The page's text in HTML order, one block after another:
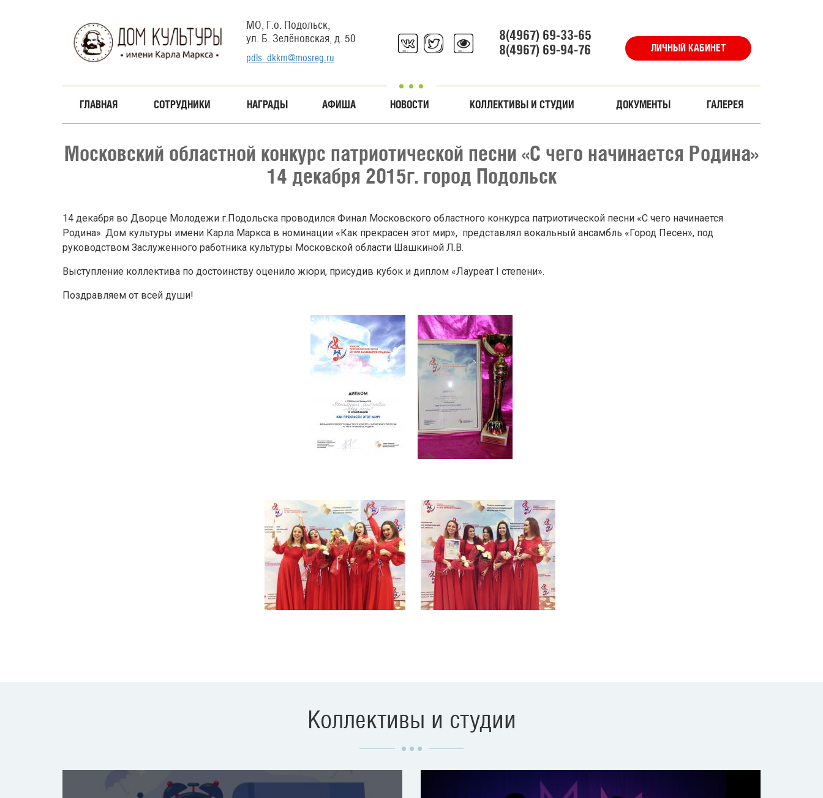
МО, Г.о. Подольск,
ул. Б. Зелёновская, д. 50
pdls_dkkm@mosreg.ru
8(4967) 69-33-65
8(4967) 69-94-76
ЛИЧНЫЙ КАБИНЕТ
ГЛАВНАЯ СОТРУДНИКИ НАГРАДЫ АФИША НОВОСТИ КОЛЛЕКТИВЫ И СТУДИИ ДОКУМЕНТЫ ГАЛЕРЕЯ
Московский областной конкурс патриотической песни «С чего начинается Родина»
14 декабря 2015г. город Подольск
14 декабря во Дворце Молодежи г.Подольска проводился Финал Московского областного конкурса патриотической песни «С чего начинается
Родина». Дом культуры имени Карла Маркса в номинации «Как прекрасен этот мир», представлял вокальный ансамбль «Город Песен», под
руководством Заслуженного работника культуры Московской области Шашкиной Л.В.
Выступление коллектива по достоинству оценило жюри, присудив кубок и диплом «Лауреат I степени».
Поздравляем от всей души!
Коллективы и студии